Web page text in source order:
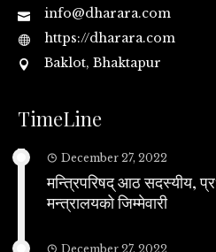
info@dharara.com
https://dharara.com
Baklot, Bhaktapur
TimeLine
December 27, 2022
मन्त्रिपरिषद् आठ सदस्यीय,
मन्त्रालयको जिम्मेवारी
December 27, 2022